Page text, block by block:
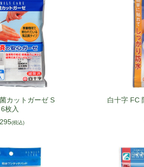
カットガーゼ S
6枚入
(税込)
白十字 FC